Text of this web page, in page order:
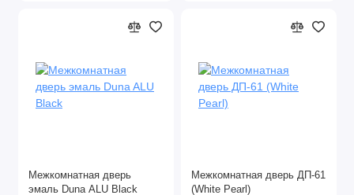
Межкомнатная дверь
эмаль Duna ALU Black
Межкомнатная дверь ДП-61
(White Pearl)